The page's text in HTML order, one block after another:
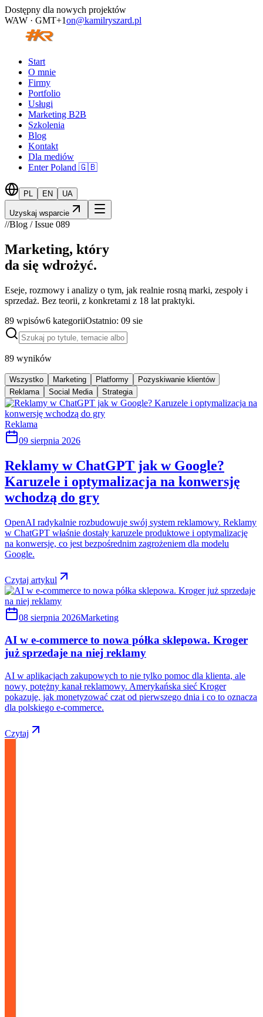
Dostępny dla nowych projektów
WAW · GMT+1on@kamilryszard.pl
Start
O mnie
Firmy
Portfolio
Usługi
Marketing B2B
Szkolenia
Blog
Kontakt
Dla mediów
Enter Poland 🇬🇧
PL EN UA
Uzyskaj wsparcie
//Blog / Issue 089
Marketing, który
da się wdrożyć.
Eseje, rozmowy i analizy o tym, jak realnie rosną marki, zespoły i
sprzedaż. Bez teorii, z konkretami z 18 lat praktyki.
89 wpisów6 kategoriiOstatnio: 09 sie
89 wyników
Wszystko Marketing Platformy
Pozyskiwanie klientów
Reklama
Social Media Strategia
Reklama
09 sierpnia 2026
Reklamy w ChatGPT jak w Google?
Karuzele i optymalizacja na konwersję
wchodzą do gry
OpenAI radykalnie rozbudowuje swój system reklamowy. Reklamy
w ChatGPT właśnie dostały karuzele produktowe i optymalizację
na konwersje, co jest bezpośrednim zagrożeniem dla modelu
Google.
Czytaj artykul
08 sierpnia 2026Marketing
AI w e-commerce to nowa półka sklepowa. Kroger
już sprzedaje na niej reklamy
AI w aplikacjach zakupowych to nie tylko pomoc dla klienta, ale
nowy, potężny kanał reklamowy. Amerykańska sieć Kroger
pokazuje, jak monetyzować czat od pierwszego dnia i co to oznacza
dla polskiego e-commerce.
Czytaj